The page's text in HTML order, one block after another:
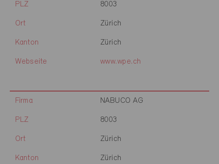
PLZ 8003
Ort Zürich
Kanton Zürich
Webseite www.wpe.ch
Firma NABUCO AG
PLZ 8003
Ort Zürich
Kanton Zürich